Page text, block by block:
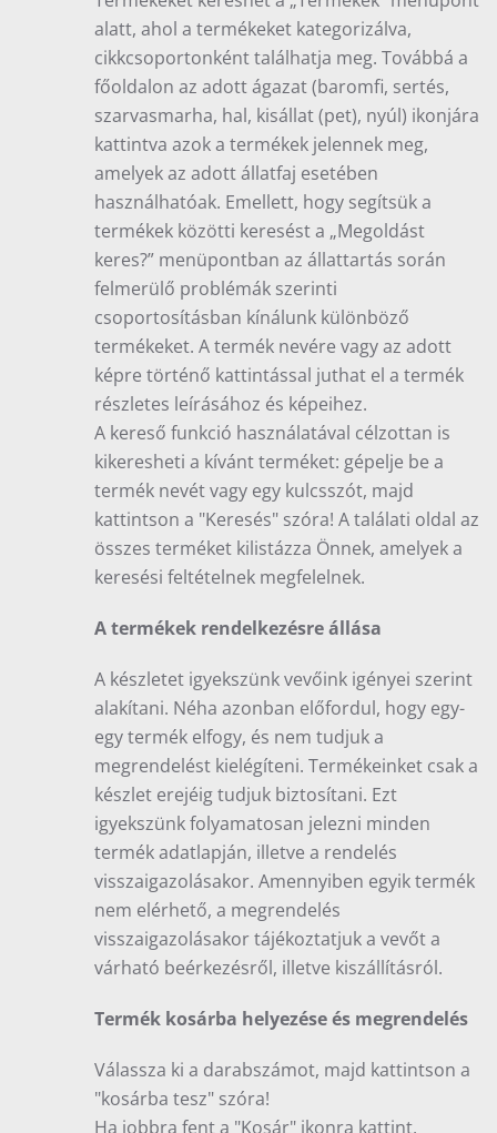
alatt, ahol a termékeket kategorizálva,
cikkcsoportonként találhatja meg. Továbbá a
főoldalon az adott ágazat (baromfi, sertés,
szarvasmarha, hal, kisállat (pet), nyúl) ikonjára
kattintva azok a termékek jelennek meg,
amelyek az adott állatfaj esetében
használhatóak. Emellett, hogy segítsük a
termékek közötti keresést a „Megoldást
keres?” menüpontban az állattartás során
felmerülő problémák szerinti
csoportosításban kínálunk különböző
termékeket. A termék nevére vagy az adott
képre történő kattintással juthat el a termék
részletes leírásához és képeihez.
A kereső funkció használatával célzottan is
kikeresheti a kívánt terméket: gépelje be a
termék nevét vagy egy kulcsszót, majd
kattintson a "Keresés" szóra! A találati oldal az
összes terméket kilistázza Önnek, amelyek a
keresési feltételnek megfelelnek.
A termékek rendelkezésre állása
A készletet igyekszünk vevőink igényei szerint
alakítani. Néha azonban előfordul, hogy egy-
egy termék elfogy, és nem tudjuk a
megrendelést kielégíteni. Termékeinket csak a
készlet erejéig tudjuk biztosítani. Ezt
igyekszünk folyamatosan jelezni minden
termék adatlapján, illetve a rendelés
visszaigazolásakor. Amennyiben egyik termék
nem elérhető, a megrendelés
visszaigazolásakor tájékoztatjuk a vevőt a
várható beérkezésről, illetve kiszállításról.
Termék kosárba helyezése és megrendelés
Válassza ki a darabszámot, majd kattintson a
"kosárba tesz" szóra!
Ha jobbra fent a "Kosár" ikonra kattint,